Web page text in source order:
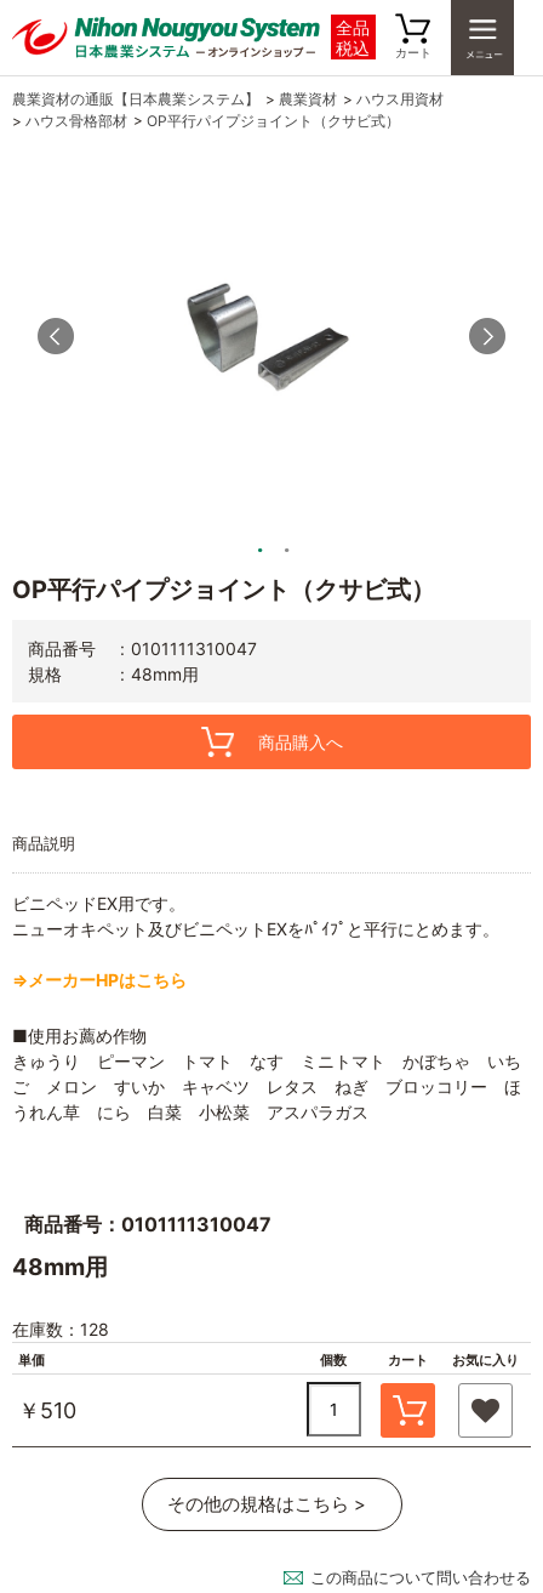
全品
税込
カート
農業資材の通販【日本農業システム】 > 農業資材 > ハウス用資材
> ハウス骨格部材 > OP平行パイプジョイント（クサビ式）
OP平行パイプジョイント（クサビ式）
商品番号
0101111310047
規格
48mm用
商品購入へ
商品説明
ビニペッドEX用です。
ニューオキペット及びビニペットEXをﾊﾟｲﾌﾟと平行にとめます。
⇒メーカーHPはこちら
■使用お薦め作物
きゅうり ピーマン トマト なす ミニトマト かぼちゃ いち
ご メロン すいか キャベツ レタス ねぎ ブロッコリー ほ
うれん草 にら 白菜 小松菜 アスパラガス
商品番号：0101111310047
48mm用
在庫数：128
単価 個数 カート お気に入り
￥510
その他の規格はこちら >
この商品について問い合わせる